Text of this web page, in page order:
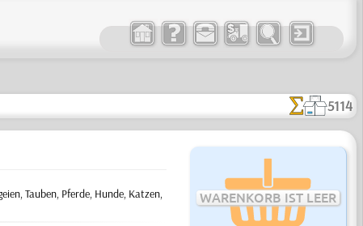
5114
WARENKORB IST LEER
Tauben, Pferde, Hunde, Katzen,